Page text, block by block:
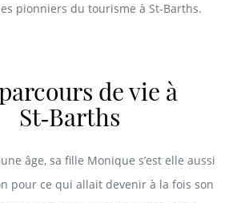
pionniers du tourisme à St‑Barths.
de vie à
St‑Barths
âge, sa fille Monique s’est elle aussi
pour ce qui allait devenir à la fois son